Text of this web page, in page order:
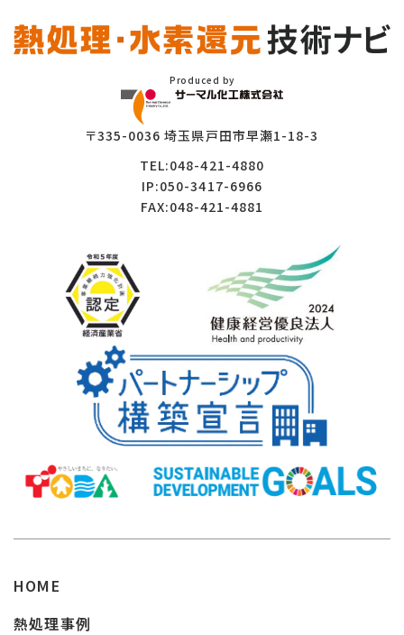
Produced by
〒335-0036 埼玉県戸田市早瀬1-18-3
TEL:048-421-4880
IP:050-3417-6966
FAX:048-421-4881
HOME
熱処理事例